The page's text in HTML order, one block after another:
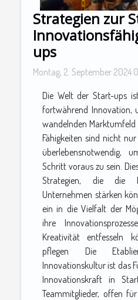
Strategien zur
ups
Montag, 2. September 2024
Die Welt der Start-ups
fortwährend Innovation,
wandelnden
Fähigkeiten sind nicht
überlebensnotwendig,
Schritt voraus zu sein.
Strategien, die die
Unternehmen stärken
ein in die Vielfalt der
ihre
Kreativität entfesseln
pflegen Die
Innovationskultur ist das
Innovationskraft in
Teammitglieder, offen